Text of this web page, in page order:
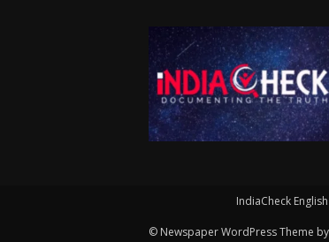
IndiaCheck English
© Newspaper WordPress Theme